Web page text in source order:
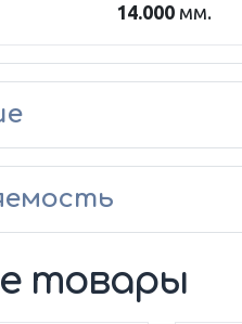
14.000 мм.
товары